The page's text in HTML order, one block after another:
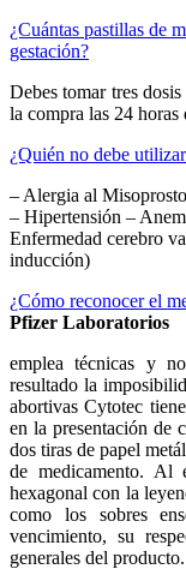
¿Cuántas pastillas de
gestación?
Debes tomar tres
la compra las 24
¿Quién no debe
– Alergia al
– Hipertensión –
Enfermedad cerebro
inducción)
¿Cómo reconocer el
Pfizer Laboratorios
emplea técnicas y
resultado la
abortivas Cytotec
en la presentación de
dos tiras de papel
de medicamento. Al
hexagonal con la
como los sobres
vencimiento, su
generales del producto.